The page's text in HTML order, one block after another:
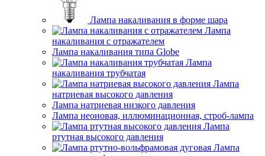
Лампа накаливания в форме шара
Лампа
накаливания с отражателем
Лампа накаливания типа Globe
Лампа
накаливания трубчатая
Лампа
натриевая высокого давления
Лампа натриевая низкого давления
Лампа неоновая, иллюминационная, строб-лампа
Лампа
ртутная высокого давления
Лампа